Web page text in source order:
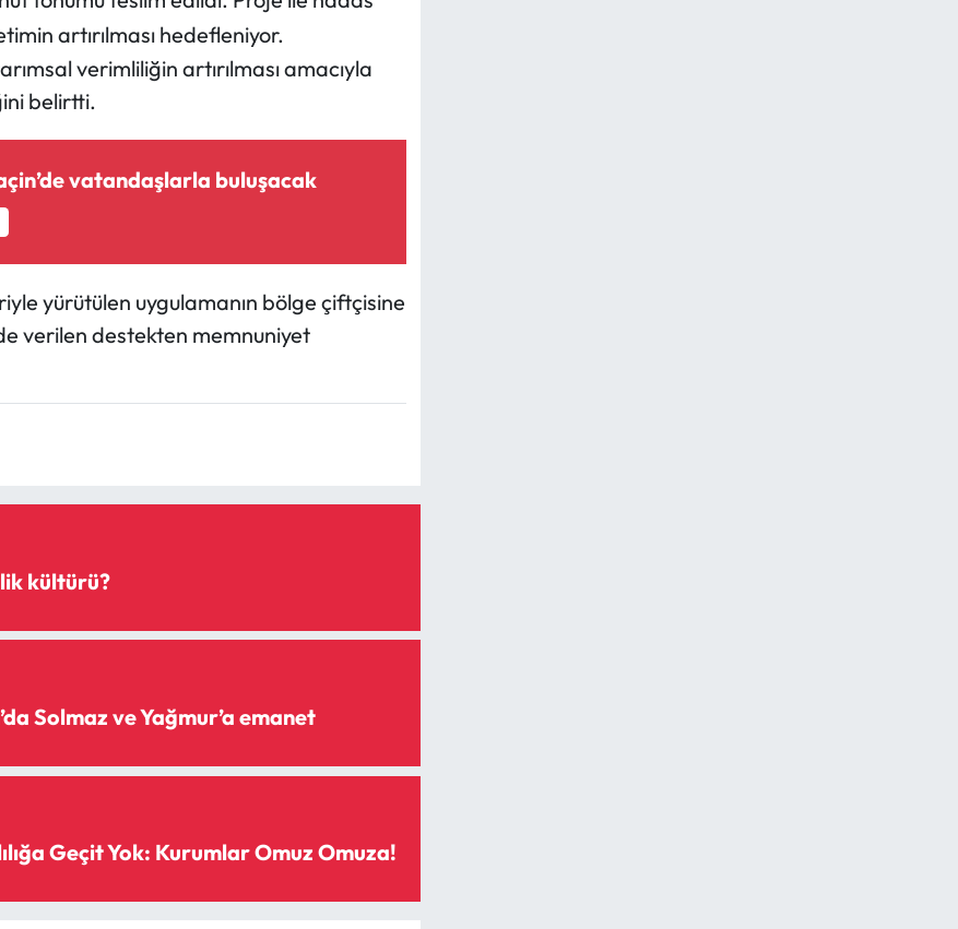
artırılması hedefleniyor.
verimliliğin artırılması amacıyla
belirtti.
vatandaşlarla buluşacak
yürütülen uygulamanın bölge çiftçisine
verilen destekten memnuniyet
kültürü?
Solmaz ve Yağmur’a emanet
Geçit Yok: Kurumlar Omuz Omuza!